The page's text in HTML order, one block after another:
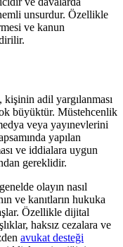
unsurdur. Özellikle
ve kanun
adil yargılanması
büyüktür. Müstehcenlik
veya yayınevlerini
yapılan
ve iddialara uygun
gereklidir.
olayın nasıl
ve kanıtların hukuka
Özellikle dijital
haksız cezalara ve
avukat desteği